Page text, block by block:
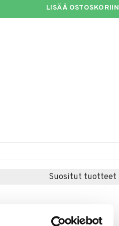
LISÄÄ OSTOSKORIIN
Suositut tuotteet